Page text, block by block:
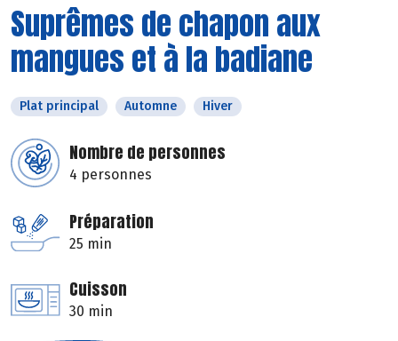
Suprêmes de chapon aux
mangues et à la badiane
Plat principal Automne Hiver
Nombre de personnes
4 personnes
Préparation
25 min
Cuisson
30 min